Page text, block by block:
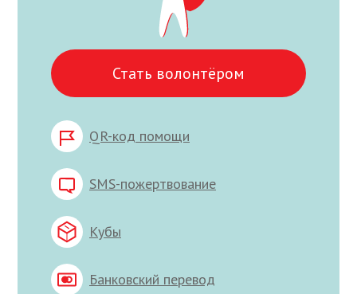
Стать волонтёром
QR-код помощи
SMS-пожертвование
Кубы
Банковский перевод